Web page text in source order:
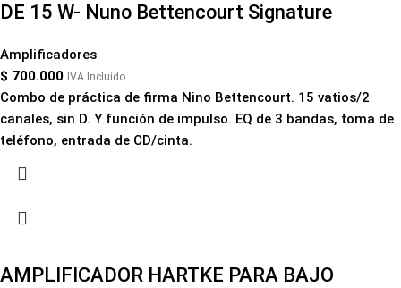
DE 15 W- Nuno Bettencourt Signature
Amplificadores
$ 700.000 IVA Incluído
Combo de práctica de firma Nino Bettencourt. 15 vatios/2
canales, sin D. Y función de impulso. EQ de 3 bandas, toma de
teléfono, entrada de CD/cinta.
AMPLIFICADOR HARTKE PARA BAJO